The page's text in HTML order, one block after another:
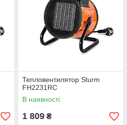
Тепловентилятор Sturm
FH2231RC
В наявності
1 809 ₴